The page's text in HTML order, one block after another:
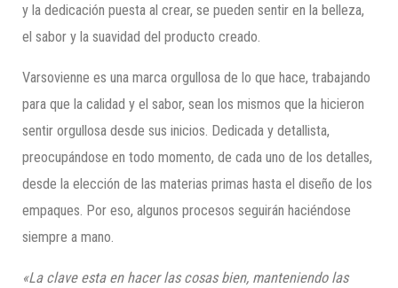
y la dedicación puesta al crear, se pueden sentir en la belleza,
el sabor y la suavidad del producto creado.
Varsovienne es una marca orgullosa de lo que hace, trabajando
para que la calidad y el sabor, sean los mismos que la hicieron
sentir orgullosa desde sus inicios. Dedicada y detallista,
preocupándose en todo momento, de cada uno de los detalles,
desde la elección de las materias primas hasta el diseño de los
empaques. Por eso, algunos procesos seguirán haciéndose
siempre a mano.
«La clave esta en hacer las cosas bien, manteniendo las